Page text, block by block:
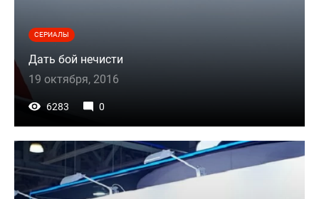
СЕРИАЛЫ
Дать бой нечисти
19 октября, 2016
6283 0